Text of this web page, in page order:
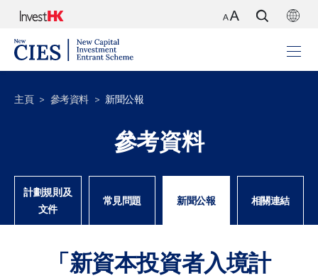
主頁 參考資料 新聞公報
參考資料
計劃規則及
文件
常見問題 新聞公報 相關連結
「新資本投資者入境計